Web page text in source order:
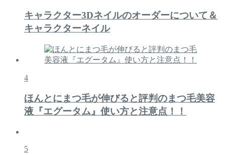
キャラクター3Dネイルのオーダーについて＆
キャラクターネイル
4
ほんとにまつ毛が伸びると評判のまつ毛美容
液『エグータム』使い方と注意点！！
5